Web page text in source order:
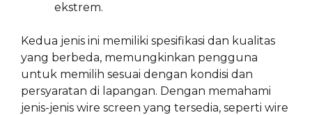
ekstrem.
Kedua jenis ini memiliki spesifikasi dan kualitas
yang berbeda, memungkinkan pengguna
untuk memilih sesuai dengan kondisi dan
persyaratan di lapangan. Dengan memahami
jenis-jenis wire screen yang tersedia, seperti wire